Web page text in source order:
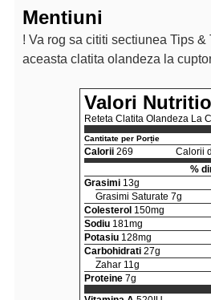
Mentiuni
! Va rog sa cititi sectiunea Tips &
aceasta clatita olandeza la
Valori
Reteta Clatita Olandeza La
Cantitate per Porție
Calorii 269
Calorii
%
Grasimi 13g
Grasimi Saturate 7g
Colesterol 150mg
Sodiu 181mg
Potasiu 128mg
Carbohidrati 27g
Zahar 11g
Proteine 7g